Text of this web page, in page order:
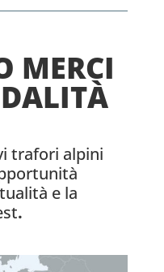
MERCI
trafori alpini
e la
.